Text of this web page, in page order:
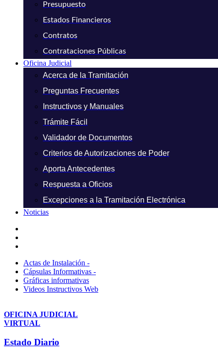
Presupuesto
Estados Financieros
Contratos
Contrataciones Públicas
Oficina Judicial
Acerca de la Tramitación
Preguntas Frecuentes
Instructivos y Manuales
Trámite Fácil
Validador de Documentos
Criterios de Autorizaciones de Poder
Aporta Antecedentes
Respuesta a Oficios
Excepciones a la Tramitación Electrónica
Noticias
Actas de Instalación -
Cápsulas Informativas -
Gráficas informativas
Videos Instructivos Web
OFICINA JUDICIAL
VIRTUAL
Estado Diario